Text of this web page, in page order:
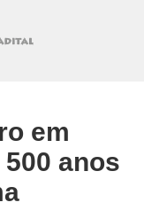
em
anos